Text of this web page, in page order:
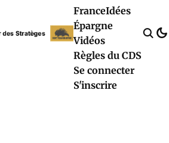
FranceIdées
Épargne
Vidéos
Règles du CDS
Se connecter
S'inscrire